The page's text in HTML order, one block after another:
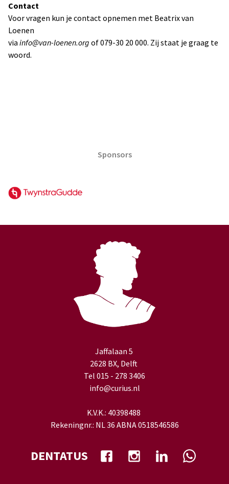
Contact
Voor vragen kun je contact opnemen met Beatrix van
Loenen
via info@van-loenen.org of 079-30 20 000. Zij staat je graag te
woord.
Sponsors
Jaffalaan 5
2628 BX, Delft
Tel 015 - 278 3406
info@curius.nl
K.V.K.: 40398488
Rekeningnr.: NL 36 ABNA 0518546586
DENTATUS